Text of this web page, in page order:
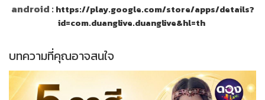
android :https://play.google.com/store/apps/details?
id=com.duanglive.duanglive&hl=th
บทความที่คุณอาจสนใจ